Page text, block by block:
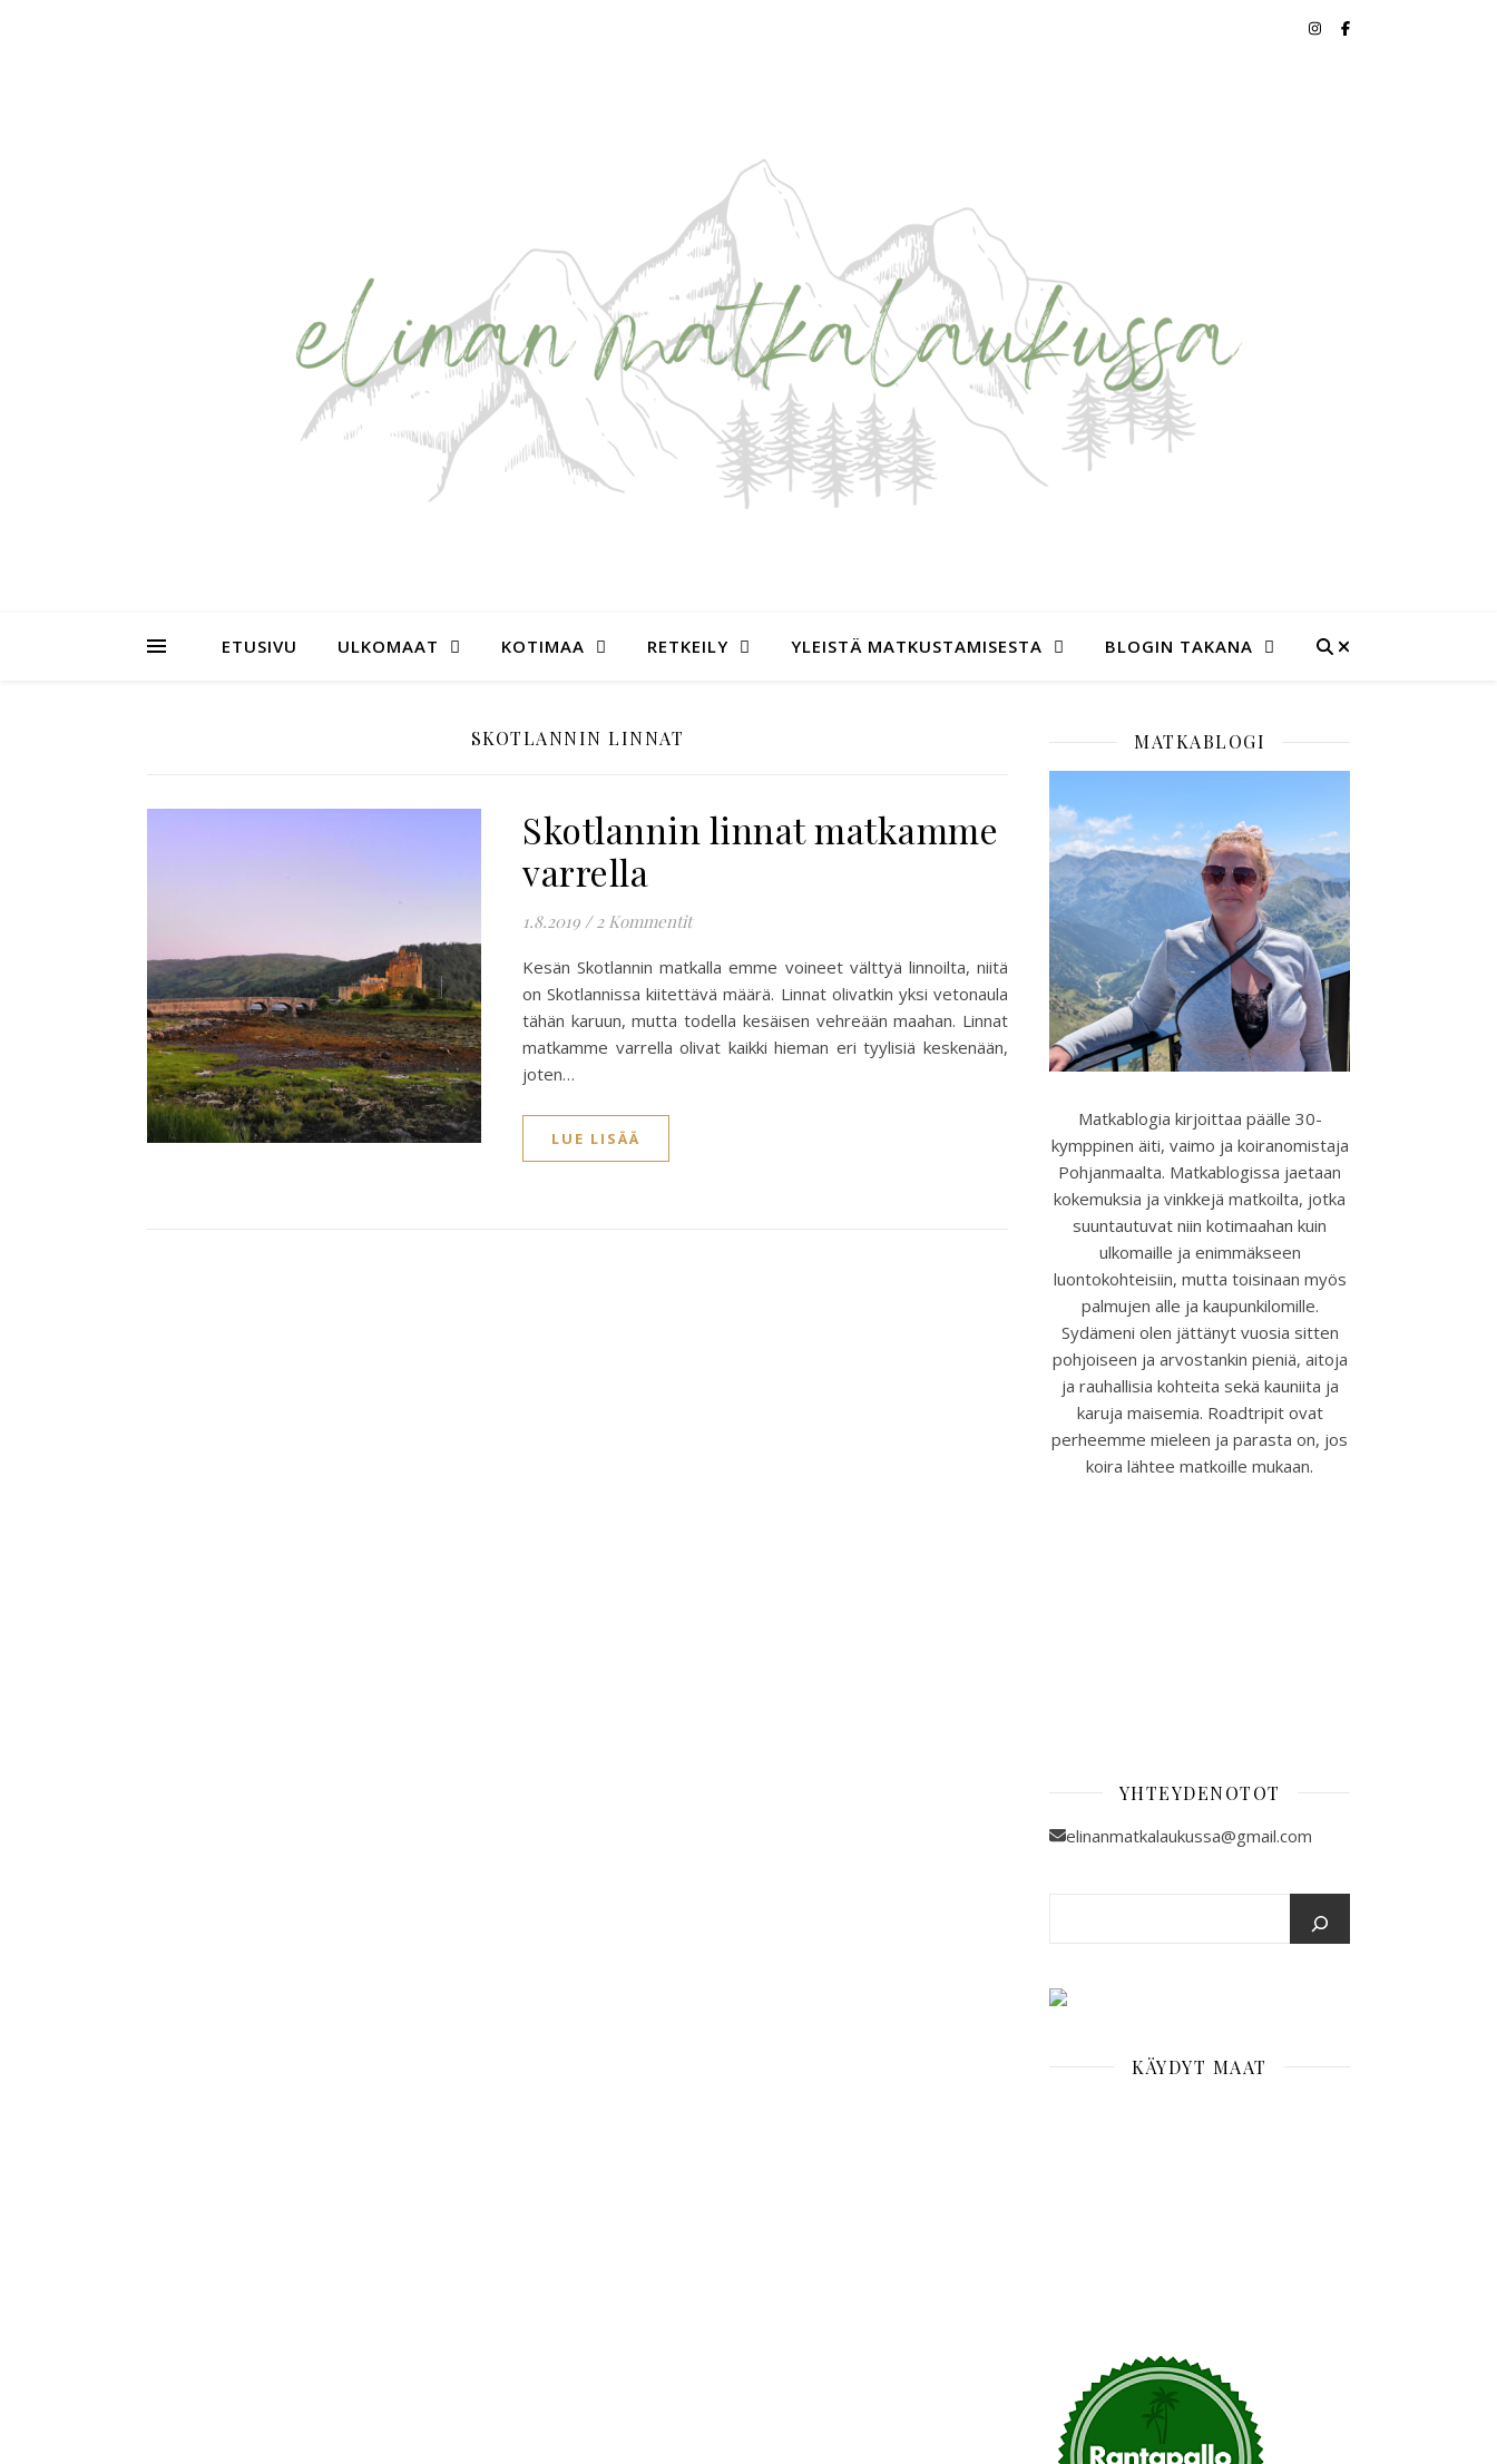
ETUSIVU ULKOMAAT KOTIMAA RETKEILY YLEISTÄ MATKUSTAMISESTA BLOGIN TAKANA
SKOTLANNIN LINNAT
Skotlannin linnat matkamme
varrella
1.8.2019 / 2 Kommentit
Kesän Skotlannin matkalla emme voineet välttyä linnoilta, niitä
on Skotlannissa kiitettävä määrä. Linnat olivatkin yksi vetonaula
tähän karuun, mutta todella kesäisen vehreään maahan. Linnat
matkamme varrella olivat kaikki hieman eri tyylisiä keskenään,
joten…
LUE LISÄÄ
MATKABLOGI
Matkablogia kirjoittaa päälle 30-
kymppinen äiti, vaimo ja koiranomistaja
Pohjanmaalta. Matkablogissa jaetaan
kokemuksia ja vinkkejä matkoilta, jotka
suuntautuvat niin kotimaahan kuin
ulkomaille ja enimmäkseen
luontokohteisiin, mutta toisinaan myös
palmujen alle ja kaupunkilomille.
Sydämeni olen jättänyt vuosia sitten
pohjoiseen ja arvostankin pieniä, aitoja
ja rauhallisia kohteita sekä kauniita ja
karuja maisemia. Roadtripit ovat
perheemme mieleen ja parasta on, jos
koira lähtee matkoille mukaan.
YHTEYDENOTOT
elinanmatkalaukussa@gmail.com
KÄYDYT MAAT